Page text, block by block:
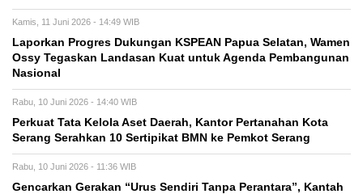
Kamis, 11 Juni 2026 - 14:49 WIB
Laporkan Progres Dukungan KSPEAN Papua Selatan, Wamen
Ossy Tegaskan Landasan Kuat untuk Agenda Pembangunan
Nasional
Rabu, 10 Juni 2026 - 14:40 WIB
Perkuat Tata Kelola Aset Daerah, Kantor Pertanahan Kota
Serang Serahkan 10 Sertipikat BMN ke Pemkot Serang
Rabu, 10 Juni 2026 - 11:36 WIB
Gencarkan Gerakan “Urus Sendiri Tanpa Perantara”, Kantah